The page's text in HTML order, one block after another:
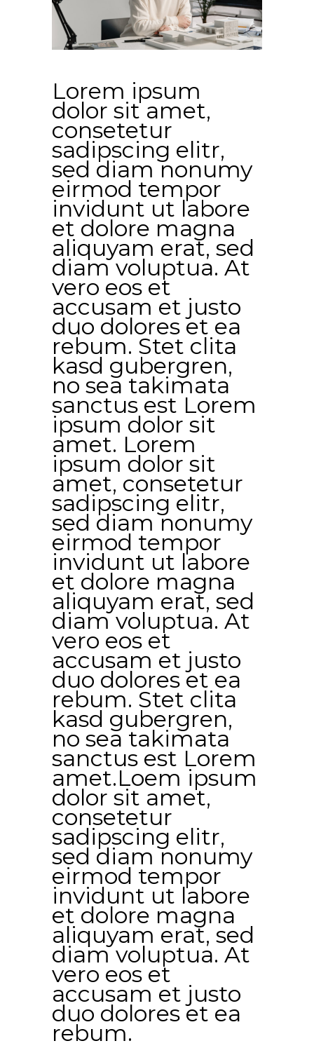
Lorem ipsum
dolor sit amet,
consetetur
sadipscing elitr,
sed diam nonumy
eirmod tempor
invidunt ut labore
et dolore magna
aliquyam erat, sed
diam voluptua. At
vero eos et
accusam et justo
duo dolores et ea
rebum. Stet clita
kasd gubergren,
no sea takimata
sanctus est Lorem
ipsum dolor sit
amet. Lorem
ipsum dolor sit
amet, consetetur
sadipscing elitr,
sed diam nonumy
eirmod tempor
invidunt ut labore
et dolore magna
aliquyam erat, sed
diam voluptua. At
vero eos et
accusam et justo
duo dolores et ea
rebum. Stet clita
kasd gubergren,
no sea takimata
sanctus est Lorem
amet.Loem ipsum
dolor sit amet,
consetetur
sadipscing elitr,
sed diam nonumy
eirmod tempor
invidunt ut labore
et dolore magna
aliquyam erat, sed
diam voluptua. At
vero eos et
accusam et justo
duo dolores et ea
rebum.